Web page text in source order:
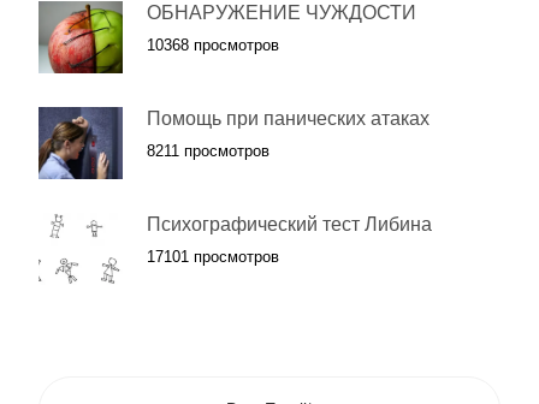
ОБНАРУЖЕНИЕ ЧУЖДОСТИ
10368 просмотров
Помощь при панических атаках
8211 просмотров
Психографический тест Либина
17101 просмотров